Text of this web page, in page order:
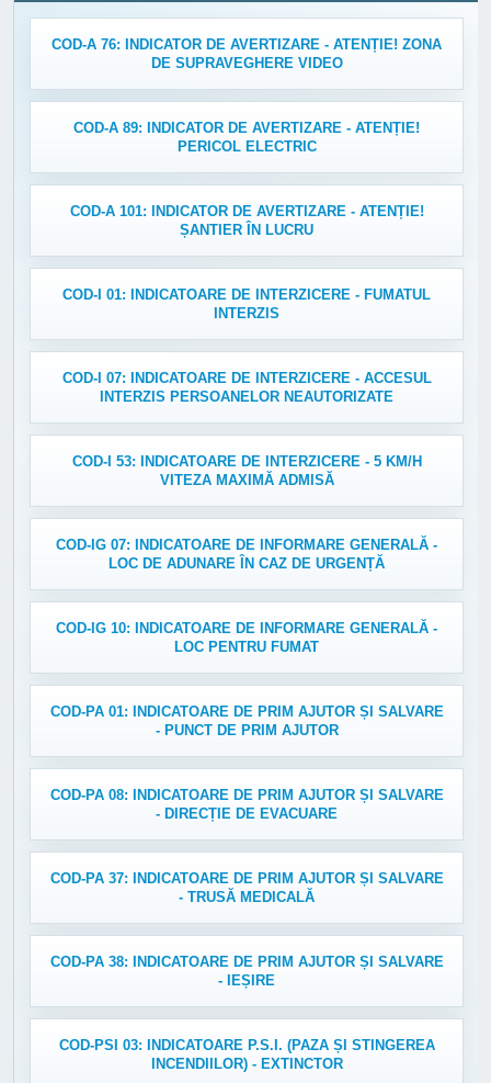
COD-A 76: INDICATOR DE AVERTIZARE - ATENȚIE! ZONA
DE SUPRAVEGHERE VIDEO
COD-A 89: INDICATOR DE AVERTIZARE - ATENȚIE!
PERICOL ELECTRIC
COD-A 101: INDICATOR DE AVERTIZARE - ATENȚIE!
ȘANTIER ÎN LUCRU
COD-I 01: INDICATOARE DE INTERZICERE - FUMATUL
INTERZIS
COD-I 07: INDICATOARE DE INTERZICERE - ACCESUL
INTERZIS PERSOANELOR NEAUTORIZATE
COD-I 53: INDICATOARE DE INTERZICERE - 5 KM/H
VITEZA MAXIMĂ ADMISĂ
COD-IG 07: INDICATOARE DE INFORMARE GENERALĂ -
LOC DE ADUNARE ÎN CAZ DE URGENȚĂ
COD-IG 10: INDICATOARE DE INFORMARE GENERALĂ -
LOC PENTRU FUMAT
COD-PA 01: INDICATOARE DE PRIM AJUTOR ȘI SALVARE
- PUNCT DE PRIM AJUTOR
COD-PA 08: INDICATOARE DE PRIM AJUTOR ȘI SALVARE
- DIRECȚIE DE EVACUARE
COD-PA 37: INDICATOARE DE PRIM AJUTOR ȘI SALVARE
- TRUSĂ MEDICALĂ
COD-PA 38: INDICATOARE DE PRIM AJUTOR ȘI SALVARE
- IEȘIRE
COD-PSI 03: INDICATOARE P.S.I. (PAZA ȘI STINGEREA
INCENDIILOR) - EXTINCTOR